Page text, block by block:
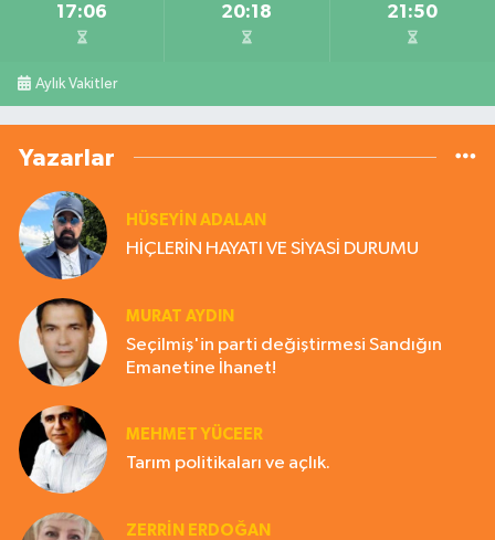
17:06 20:18 21:50
Aylık Vakitler
Yazarlar
HÜSEYIN ADALAN
HİÇLERİN HAYATI VE SİYASİ DURUMU
MURAT AYDIN
Seçilmiş'in parti değiştirmesi Sandığın
Emanetine İhanet!
MEHMET YÜCEER
Tarım politikaları ve açlık.
ZERRIN ERDOĞAN